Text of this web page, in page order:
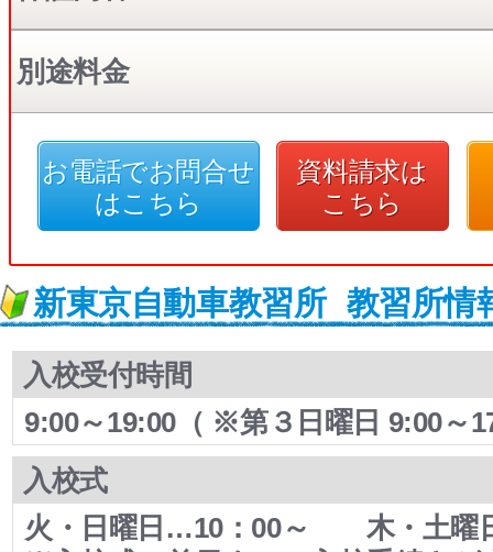
別途料金
お電話でお問合せ
はこちら
資料請求は
こちら
新東京自動車教習所 教習所情
入校受付時間
9:00～19:00（ ※第３日曜日 9:00～
入校式
火・日曜日…10：00～ 木・土曜